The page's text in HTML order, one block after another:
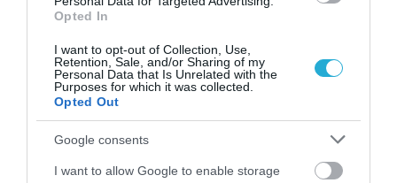
Opted In
I want to opt-out of Collection, Use,
Retention, Sale, and/or Sharing of my
Personal Data that Is Unrelated with the
Purposes for which it was collected.
Opted Out
Google consents
I want to allow Google to enable storage
αγέλης αναστατώνει τα σχολεία»
ΜΑΡΙΑ ΠΑΣΣΑ
Φίλης: "Παράλογο σε ένα τμήμα 25
13 για να κλείσει"